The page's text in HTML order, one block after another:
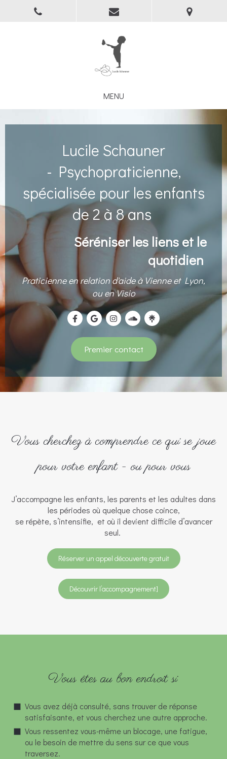
MENU
Lucile Schauner
- Psychopraticienne,
spécialisée pour les enfants
de 2 à 8 ans
Séréniser les liens et le
quotidien
Praticienne en relation d'aide à Vienne et Lyon,
ou en Visio
Premier contact
Vous cherchez à comprendre ce qui se joue
pour votre enfant - ou pour vous
J’accompagne les enfants, les parents et les adultes dans
les périodes où quelque chose coince,
se répète, s’intensifie, et où il devient difficile d’avancer
seul.
Réserver un appel découverte gratuit
Découvrir l’accompagnement]
Vous êtes au bon endroit si
Vous avez déjà consulté, sans trouver de réponse
satisfaisante, et vous cherchez une autre approche.
Vous ressentez vous-même un blocage, une fatigue,
ou le besoin de mettre du sens sur ce que vous
traversez.